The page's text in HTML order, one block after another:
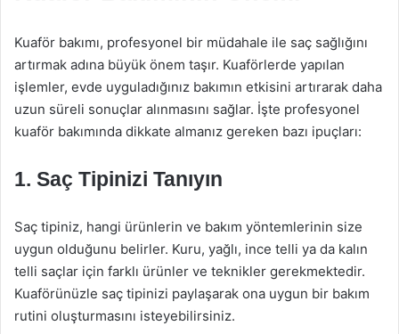
Kuaför bakımı, profesyonel bir müdahale ile saç sağlığını
artırmak adına büyük önem taşır. Kuaförlerde yapılan
işlemler, evde uyguladığınız bakımın etkisini artırarak daha
uzun süreli sonuçlar alınmasını sağlar. İşte profesyonel
kuaför bakımında dikkate almanız gereken bazı ipuçları:
1. Saç Tipinizi Tanıyın
Saç tipiniz, hangi ürünlerin ve bakım yöntemlerinin size
uygun olduğunu belirler. Kuru, yağlı, ince telli ya da kalın
telli saçlar için farklı ürünler ve teknikler gerekmektedir.
Kuaförünüzle saç tipinizi paylaşarak ona uygun bir bakım
rutini oluşturmasını isteyebilirsiniz.